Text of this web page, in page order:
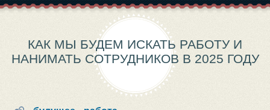
КАК МЫ БУДЕМ ИСКАТЬ РАБОТУ И
НАНИМАТЬ СОТРУДНИКОВ В 2025 ГОДУ